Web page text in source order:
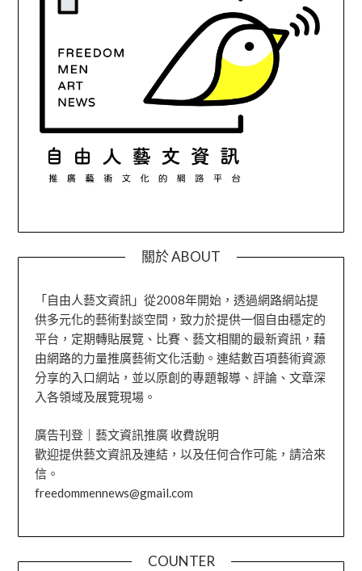
關於 ABOUT
「自由人藝文資訊」從2008年開始，透過網路網站提
供多元化的藝術對談空間，致力於提供一個自由穩定的
平台，定期轉貼展覽、比賽、藝文相關的最新資訊，藉
由網路的力量推廣藝術文化活動。連結數百項藝術資源
分享的入口網站，並以原創的專題報導、評論、文章深
入各領域及展覽現場。
廣告刊登｜藝文資訊推廣 收費說明
歡迎提供藝文資訊及連結，以及任何合作可能，請洽來
信。
freedommennews@gmail.com
COUNTER